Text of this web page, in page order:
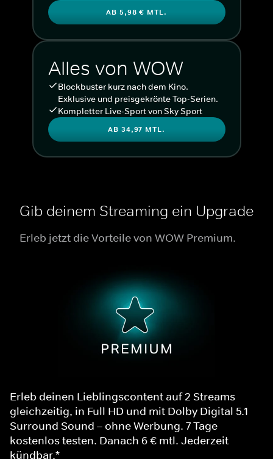
AB 5,98 € MTL.
Alles von WOW
Blockbuster kurz nach dem Kino.
Exklusive und preisgekrönte Top-Serien.
Kompletter Live-Sport von Sky Sport
AB 34,97 MTL.
Gib deinem Streaming ein Upgrade
Erleb jetzt die Vorteile von WOW Premium.
Erleb deinen Lieblingscontent auf 2 Streams
gleichzeitig, in Full HD und mit Dolby Digital 5.1
Surround Sound – ohne Werbung. 7 Tage
kostenlos testen. Danach 6 € mtl. Jederzeit
kündbar.*